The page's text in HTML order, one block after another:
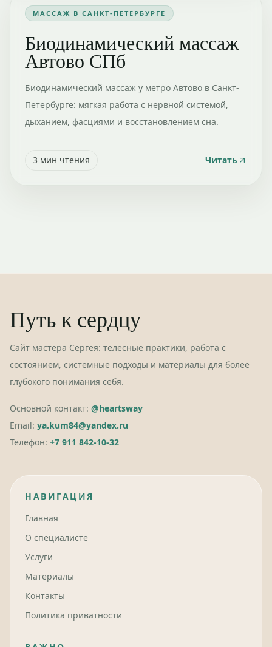
МАССАЖ В САНКТ-ПЕТЕРБУРГЕ
Биодинамический массаж
Автово СПб
Биодинамический массаж у метро Автово в Санкт-
Петербурге: мягкая работа с нервной системой,
дыханием, фасциями и восстановлением сна.
3 мин чтения Читать
Путь к сердцу
Сайт мастера Сергея: телесные практики, работа с
состоянием, системные подходы и материалы для более
глубокого понимания себя.
Основной контакт: @heartsway
Email: ya.kum84@yandex.ru
Телефон: +7 911 842-10-32
НАВИГАЦИЯ
Главная
О специалисте
Услуги
Материалы
Контакты
Политика приватности